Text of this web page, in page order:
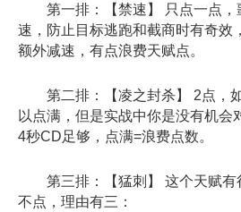
第一排：【禁速】 只点一点，
速，防止目标逃跑和截商时有奇效
额外减速，有点浪费天赋点。
第二排：【凌之封杀】 2点，
以点满，但是实战中你是没有机会
4秒CD足够，点满=浪费点数。
第三排：【猛刺】 这个天赋有
不点，理由有三：